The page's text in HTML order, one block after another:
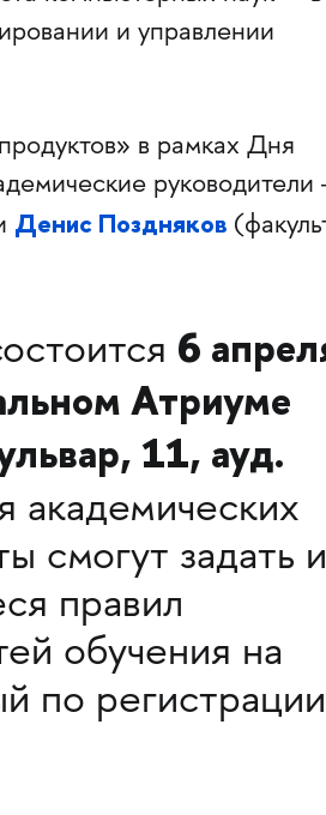
и управлении
в рамках Дня
Денис Поздняков
6
Атриуме
11, ауд.
академических
смогут задать
правил
обучения на
по